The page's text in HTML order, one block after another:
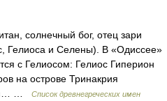
солнечный бог, отец зари
Гелиоса и Селены). В «Одиссее»
с Гелиосом: Гелиос Гиперион
на острове Тринакрия
…
Список древнегреческих имен